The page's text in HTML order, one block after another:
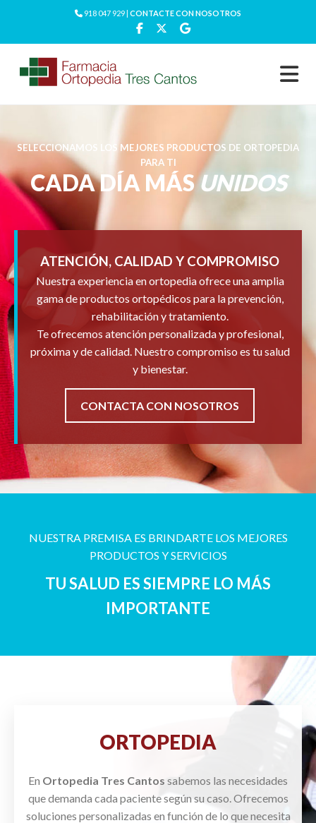
918 047 929 | CONTACTE CON NOSOTROS
SELECCIONAMOS LOS MEJORES PRODUCTOS DE ORTOPEDIA
PARA TI
CADA DÍA MÁSUNIDOS
ATENCIÓN, CALIDAD Y COMPROMISO
Nuestra experiencia en ortopedia ofrece una amplia
gama de productos ortopédicos para la prevención,
rehabilitación y tratamiento.
Te ofrecemos atención personalizada y profesional,
próxima y de calidad. Nuestro compromiso es tu salud
y bienestar.
CONTACTA CON NOSOTROS
NUESTRA PREMISA ES BRINDARTE LOS MEJORES
PRODUCTOS Y SERVICIOS
TU SALUD ES SIEMPRE LO MÁS
IMPORTANTE
ORTOPEDIA
En Ortopedia Tres Cantos sabemos las necesidades
que demanda cada paciente según su caso. Ofrecemos
soluciones personalizadas en función de lo que necesita